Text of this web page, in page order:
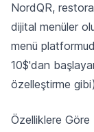
NordQR,
dijital menüler
menü
10$'dan
özelleştirme
Özelliklere Göre